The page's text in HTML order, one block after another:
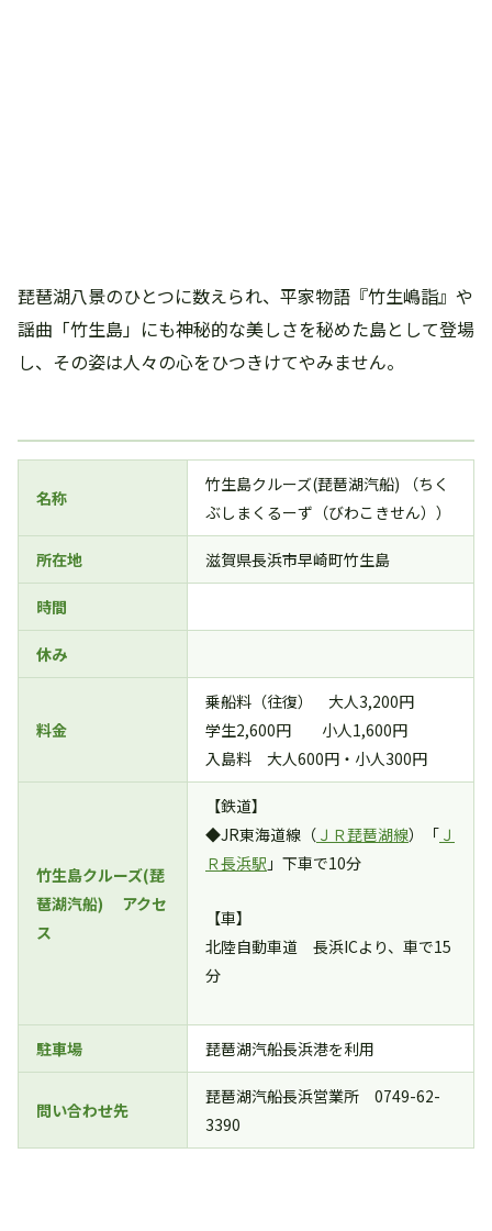
琵琶湖八景のひとつに数えられ、平家物語『竹生嶋詣』や
謡曲「竹生島」にも神秘的な美しさを秘めた島として登場
し、その姿は人々の心をひつきけてやみません。
名称
竹生島クルーズ(琵琶湖汽船) （ちく
ぶしまくるーず（びわこきせん））
所在地 滋賀県長浜市早崎町竹生島
時間
休み
料金
乗船料（往復） 大人3,200円
学生2,600円 小人1,600円
入島料 大人600円・小人300円
竹生島クルーズ(琵
琶湖汽船) アクセ
ス
【鉄道】
◆JR東海道線（ ＪＲ琵琶湖線）「 Ｊ
Ｒ長浜駅 」下車で10分
【車】
北陸自動車道 長浜ICより、車で15
分
駐車場 琵琶湖汽船長浜港を利用
問い合わせ先
琵琶湖汽船長浜営業所 0749-62-
3390